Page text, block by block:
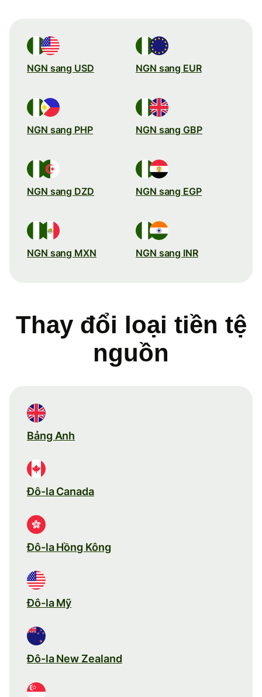
NGN sang USD NGN sang EUR
NGN sang PHP NGN sang GBP
NGN sang DZD NGN sang EGP
NGN sang MXN NGN sang INR
Thay đổi loại tiền tệ
nguồn
Bảng Anh
Đô-la Canada
Đô-la Hồng Kông
Đô-la Mỹ
Đô-la New Zealand